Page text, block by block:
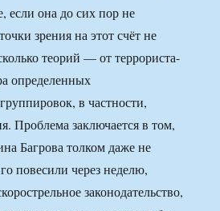
если она до сих пор не
зрения на этот счёт не
теорий — от террориста-
определенных
в частности,
Проблема заключается в том,
Багрова толком даже не
повесили через неделю,
законодательство,